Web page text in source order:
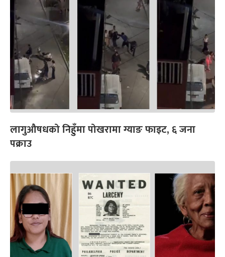
लागुऔषधको निहुँमा पोखरामा ग्याङ फाइट, ६ जना
पक्राउ